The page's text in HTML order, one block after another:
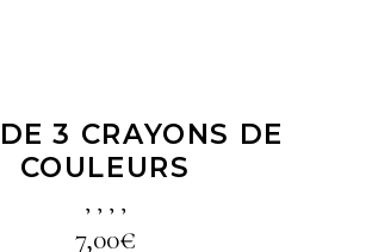
3 CRAYONS DE
COULEURS
, , , ,
7,00€